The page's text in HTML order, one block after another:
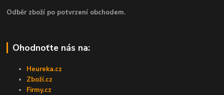
Odběr zboží po potvrzení obchodem.
Ohodnoťte nás na:
Heureka.cz
Zboží.cz
Firmy.cz